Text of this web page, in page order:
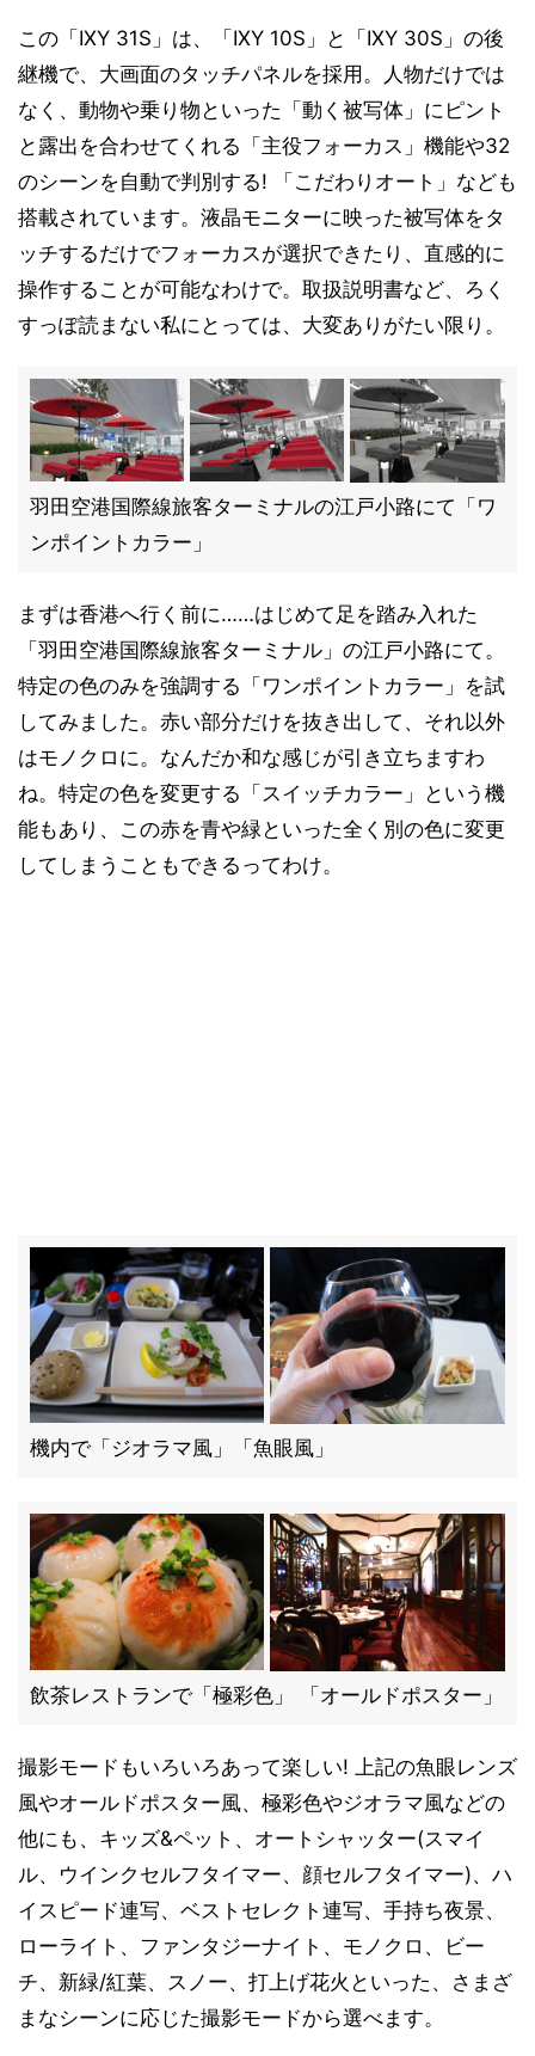
この「IXY 31S」は、「IXY 10S」と「IXY 30S」の後
継機で、大画面のタッチパネルを採用。人物だけでは
なく、動物や乗り物といった「動く被写体」にピント
と露出を合わせてくれる「主役フォーカス」機能や32
のシーンを自動で判別する! 「こだわりオート」なども
搭載されています。液晶モニターに映った被写体をタ
ッチするだけでフォーカスが選択できたり、直感的に
操作することが可能なわけで。取扱説明書など、ろく
すっぽ読まない私にとっては、大変ありがたい限り。
羽田空港国際線旅客ターミナルの江戸小路にて「ワ
ンポイントカラー」
まずは香港へ行く前に……はじめて足を踏み入れた
「羽田空港国際線旅客ターミナル」の江戸小路にて。
特定の色のみを強調する「ワンポイントカラー」を試
してみました。赤い部分だけを抜き出して、それ以外
はモノクロに。なんだか和な感じが引き立ちますわ
ね。特定の色を変更する「スイッチカラー」という機
能もあり、この赤を青や緑といった全く別の色に変更
してしまうこともできるってわけ。
機内で「ジオラマ風」「魚眼風」
飲茶レストランで「極彩色」 「オールドポスター」
撮影モードもいろいろあって楽しい! 上記の魚眼レンズ
風やオールドポスター風、極彩色やジオラマ風などの
他にも、キッズ&ペット、オートシャッター(スマイ
ル、ウインクセルフタイマー、顔セルフタイマー)、ハ
イスピード連写、ベストセレクト連写、手持ち夜景、
ローライト、ファンタジーナイト、モノクロ、ビー
チ、新緑/紅葉、スノー、打上げ花火といった、さまざ
まなシーンに応じた撮影モードから選べます。